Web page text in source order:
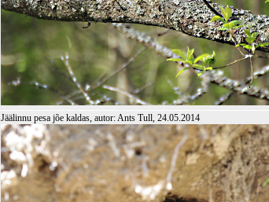
Jäälinnu pesa jõe kaldas, autor: Ants Tull, 24.05.2014